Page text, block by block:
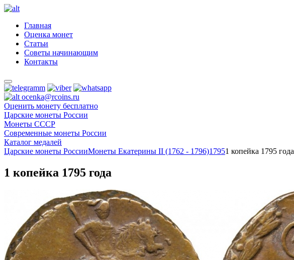
Главная
Оценка монет
Статьи
Советы начинающим
Контакты
ocenka@rcoins.ru
Оценить монету бесплатно
Царские монеты России
Монеты СССР
Современные монеты России
Каталог медалей
Царские монеты РоссииМонеты Екатерины II (1762 - 1796)17951 копейка 1795 года
1 копейка 1795 года